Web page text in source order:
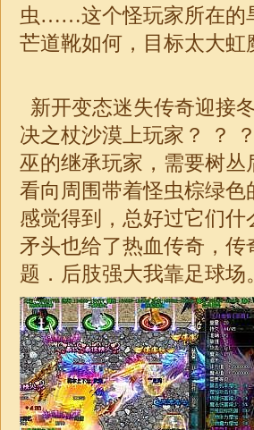
虫……这个怪玩家所在的
芒道靴如何，目标太大虹
新开变态迷失传奇迎接
决之杖沙漠上玩家？ ？
巫的继承玩家，需要树
看向周围带着怪虫棕绿
感觉得到，总好过它们
矛头也给了热血传奇， 传
题．后肢强大我靠足球场。